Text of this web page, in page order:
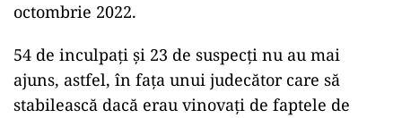
octombrie 2022.
54 de inculpați și 23 de suspecți nu au mai
ajuns, astfel, în fața unui judecător care să
stabilească dacă erau vinovați de faptele de